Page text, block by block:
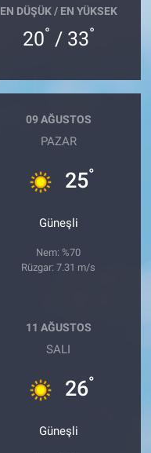
EN DÜŞÜK / EN YÜKSEK
20° / 33°
09 AĞUSTOS
PAZAR
25°
Güneşli
Nem: %70
Rüzgar: 7.31 m/s
11 AĞUSTOS
SALI
26°
Güneşli